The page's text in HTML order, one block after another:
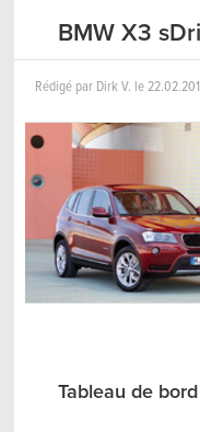
BMW X3
Rédigé par Dirk V. le
Tableau de bord